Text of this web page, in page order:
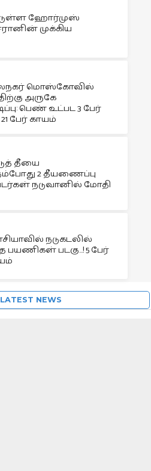
ஹோர்முஸ்
முக்கிய
மொஸ்கோவில்
அருகே
பெண் உட்பட 3 பேர்
21 பேர் காயம்
தீயை
2 தீயணைப்பு
நடுவானில் மோதி
நடுகடலில்
பயணிகள் படகு…! 5 பேர்
NEWS